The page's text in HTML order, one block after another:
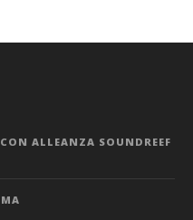
ALLEANZA SOUNDREEF